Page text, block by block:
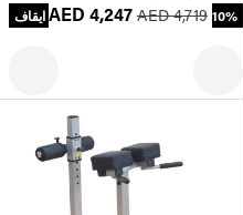
AED 4,247 AED 4,719 10% ايقاف